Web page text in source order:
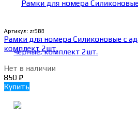
Артикул: zr588
Рамки для номера Силиконовые с
комплект 2шт.
Нет в наличии
850 ₽
Купить